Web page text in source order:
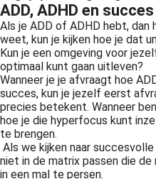
ADD, ADHD en succes
Als je ADD of ADHD hebt, dan
weet, kun je kijken hoe je dat
Kun je een omgeving voor
optimaal kunt gaan uitleven?
Wanneer je je afvraagt hoe
succes, kun je jezelf eerst
precies betekent. Wanneer
hoe je die hyperfocus kunt
te brengen.
Als we kijken naar
niet in de matrix passen die
in een mal te persen.